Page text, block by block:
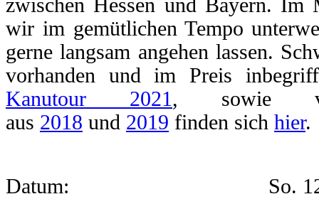
zwischen Hessen und Bayern.
wir im gemütlichen Tempo
gerne langsam angehen lassen.
vorhanden und im Preis
Kanutour 2021, sowie
aus 2018 und 2019 finden sich hier.
Datum:
So.